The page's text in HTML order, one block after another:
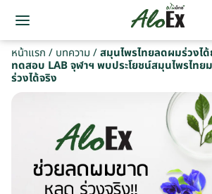
หน้าแรก / บทความ /สมุนไพรไทยลดผมร่วงไ
ทดสอบ LAB จุฬาฯ พบประโยชน์สมุนไพรไท
ร่วงได้จริง